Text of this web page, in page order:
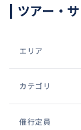
予算内で可能
ツアー・
エリア
カテゴリ
催行定員